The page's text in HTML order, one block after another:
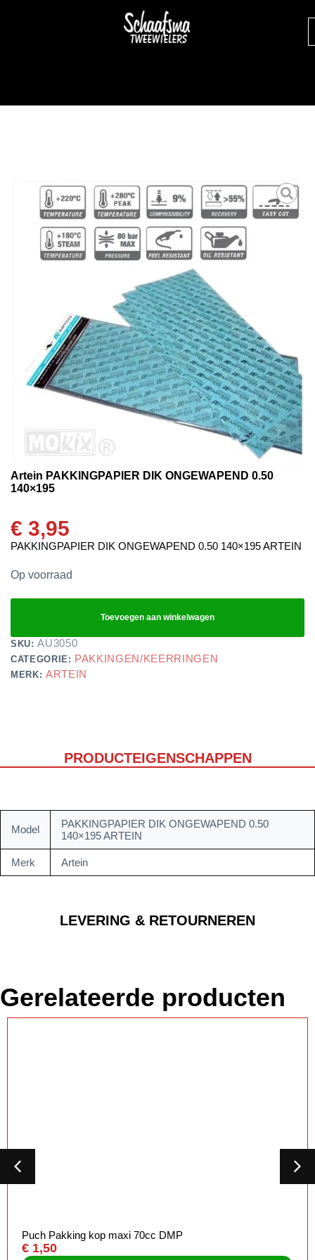
Artein PAKKINGPAPIER DIK ONGEWAPEND 0.50
140×195
€ 3,95
PAKKINGPAPIER DIK ONGEWAPEND 0.50 140×195 ARTEIN
Op voorraad
Toevoegen aan winkelwagen
SKU:AU3050
CATEGORIE: PAKKINGEN/KEERRINGEN
MERK: ARTEIN
PRODUCTEIGENSCHAPPEN
LEVERING & RETOURNEREN
Model
PAKKINGPAPIER DIK ONGEWAPEND 0.50
140×195 ARTEIN
Merk Artein
Gerelateerde producten
Puch Pakking kop maxi 70cc DMP
€ 1,50